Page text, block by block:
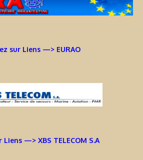
sur Liens —> EURAO
Liens —> XBS TELECOM S.A